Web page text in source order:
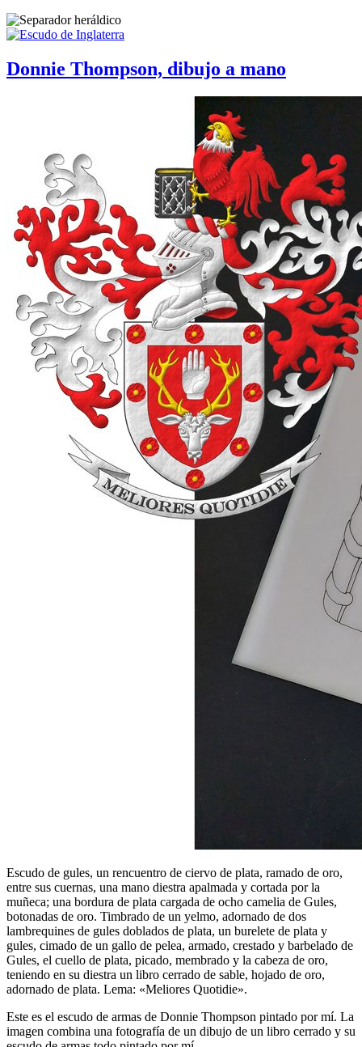
Donnie Thompson, dibujo a mano
Escudo de gules, un rencuentro de ciervo de plata, ramado de oro,
entre sus cuernas, una mano diestra apalmada y cortada por la
muñeca; una bordura de plata cargada de ocho camelia de Gules,
botonadas de oro. Timbrado de un yelmo, adornado de dos
lambrequines de gules doblados de plata, un burelete de plata y
gules, cimado de un gallo de pelea, armado, crestado y barbelado de
Gules, el cuello de plata, picado, membrado y la cabeza de oro,
teniendo en su diestra un libro cerrado de sable, hojado de oro,
adornado de plata. Lema: «Meliores Quotidie».
Este es el escudo de armas de Donnie Thompson pintado por mí. La
imagen combina una fotografía de un dibujo de un libro cerrado y su